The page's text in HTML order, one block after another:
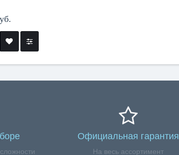
Официальная гарантия
На весь ассортимент